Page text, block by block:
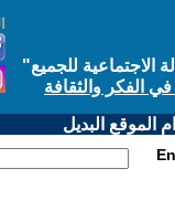
للجميع"
الفكر والثقافة
الموقع البديل